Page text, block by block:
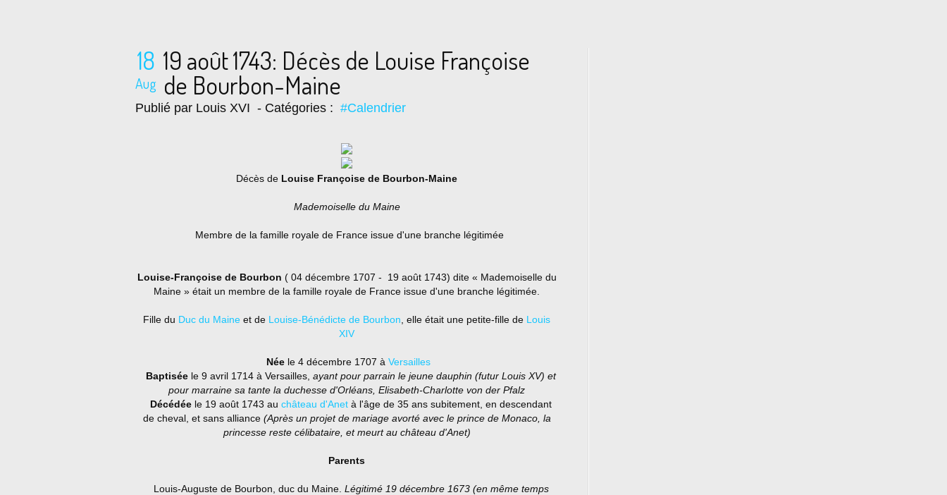
18
Aug
19 août 1743: Décès de Louise Françoise
de Bourbon-Maine
Publié par Louis XVI - Catégories : #Calendrier
Décès de Louise Françoise de Bourbon-Maine
Mademoiselle du Maine
Membre de la famille royale de France issue d'une branche légitimée
Louise-Françoise de Bourbon ( 04 décembre 1707 - 19 août 1743) dite « Mademoiselle du
Maine » était un membre de la famille royale de France issue d'une branche légitimée.
Fille du Duc du Maine et de Louise-Bénédicte de Bourbon , elle était une petite-fille de Louis
XIV
Néele 4 décembre 1707 à Versailles
Baptisée le 9 avril 1714 à Versailles, ayant pour parrain le jeune dauphin (futur Louis XV) et
pour marraine sa tante la duchesse d'Orléans, Elisabeth-Charlotte von der Pfalz
Décédée le 19 août 1743 au château d'Anet à l'âge de 35 ans subitement, en descendant
de cheval, et sans alliance (Après un projet de mariage avorté avec le prince de Monaco, la
princesse reste célibataire, et meurt au château d'Anet)
Parents
Louis-Auguste de Bourbon, duc du Maine. Légitimé 19 décembre 1673 (en même temps